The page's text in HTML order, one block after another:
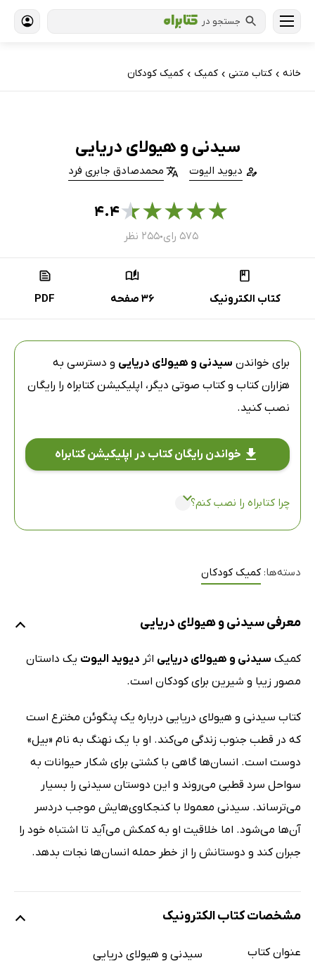
جستجو در
خانه › کتاب‌ متنی › کمیک › کمیک کودکان
سیدنی و هیولای دریایی
دیوید الیوت محمدصادق جابری فرد
★
★
★
★
★۴.۴
۵۷۵ رای ●۲۵۵ نظر
کتاب الکترونیک 36 صفحه PDF
برای خواندن سیدنی و هیولای دریایی و دسترسی به
هزاران کتاب و کتاب صوتی دیگر، اپلیکیشن کتابراه را رایگان
نصب کنید.
خواندن رایگان کتاب در اپلیکیشن کتابراه
چرا کتابراه را نصب کنم؟
دسته‌ها: کمیک کودکان
معرفی سیدنی و هیولای دریایی
کمیک سیدنی و هیولای دریایی اثر دیوید الیوت یک داستان
مصور زیبا و شیرین برای کودکان است.
کتاب سیدنی و هیولای دریایی درباره یک پنگوئن مخترع است
که در قطب جنوب زندگی می‌کند. او با یک نهنگ به نام «بیل»
دوست است. انسان‌ها گاهی با کشتی برای شکار حیوانات به
سواحل سرد قطبی می‌روند و این دوستان سیدنی را بسیار
می‌ترساند. سیدنی معمولا با کنجکاوی‌هایش موجب دردسر
آن‌ها می‌شود. اما خلاقیت او به کمکش می‌آید تا اشتباه خود را
جبران کند و دوستانش را از خطر حمله انسان‌ها نجات بدهد.
مشخصات کتاب الکترونیک
عنوان کتاب
سیدنی و هیولای دریایی